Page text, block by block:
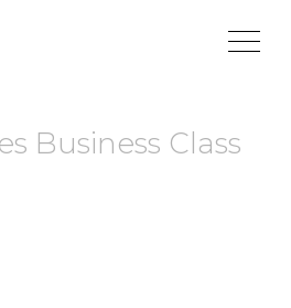
Business Class